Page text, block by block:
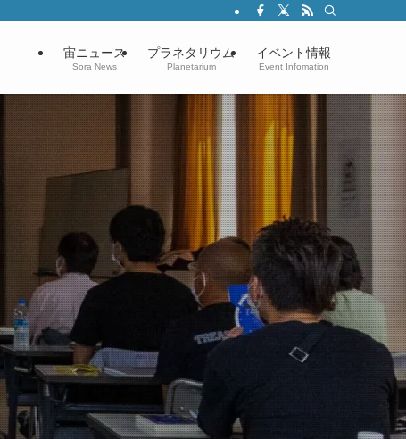
宙ニュース
Sora News
プラネタリウム
Planetarium
イベント情報
Event Infomation